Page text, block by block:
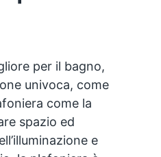
per il bagno,
univoca, come
come la
spazio ed
e